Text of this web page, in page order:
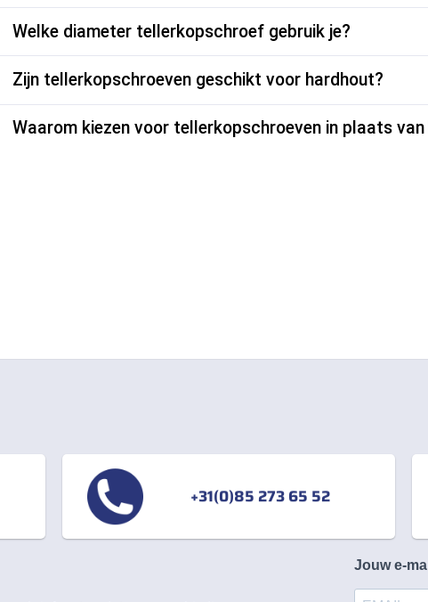
Welke diameter tellerkopschroef gebruik je?
Zijn tellerkopschroeven geschikt voor hardhout?
Waarom kiezen voor tellerkopschroeven in plaats
+31(0)85 273 65 52
Jouw e-